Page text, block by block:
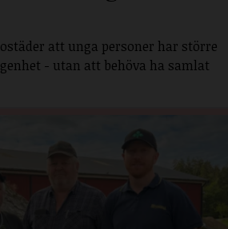
att unga personer har större
- utan att behöva ha samlat